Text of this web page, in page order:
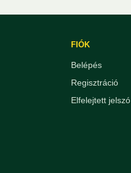
FIÓK
Belépés
Regisztráció
Elfelejtett jelszó